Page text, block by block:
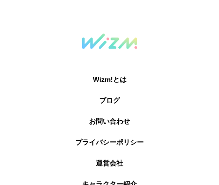
Wizm!とは
ブログ
お問い合わせ
プライバシーポリシー
運営会社